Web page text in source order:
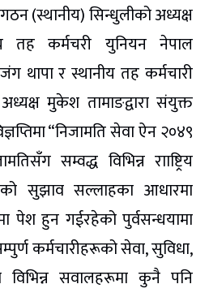
(स्थानीय) सिन्धुलीको अध्यक्ष
तह कर्मचरी युनियन नेपाल
थापा र स्थानीय तह कर्मचारी
मुकेश तामाङद्वारा संयुक्त
“निजामति सेवा ऐन २०४९
सम्वद्ध विभिन्न रााष्ट्रिय
सुझाव सल्लाहका आधारमा
पेश हुन गईरहेको पुर्वसन्धयामा
कर्मचारीहरूको सेवा, सुविधा,
विभिन्न सवालहरूमा कुनै पनि